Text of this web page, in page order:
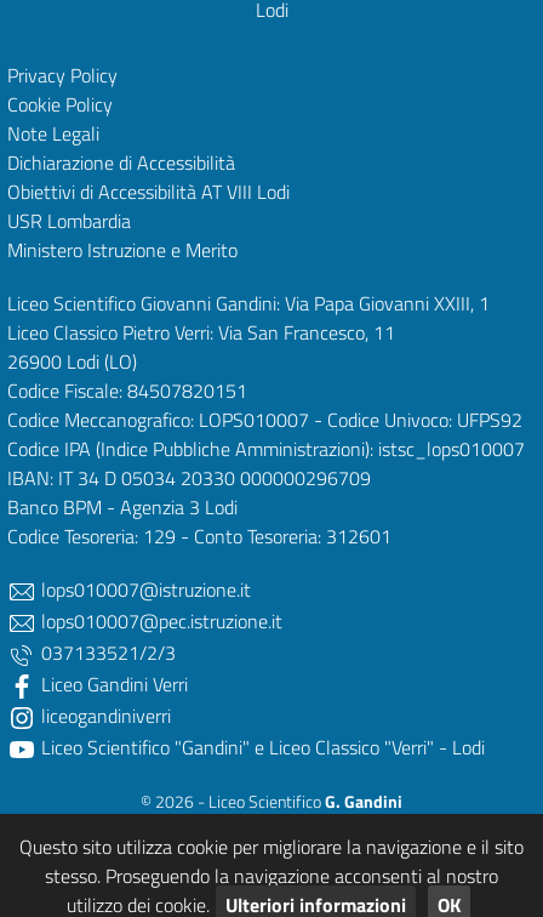
Lodi
Privacy Policy
Cookie Policy
Note Legali
Dichiarazione di Accessibilità
Obiettivi di AccessibilitàAT VIII Lodi
USR Lombardia
Ministero Istruzione e Merito
Liceo Scientifico Giovanni Gandini: Via Papa Giovanni XXIII, 1
Liceo Classico Pietro Verri: Via San Francesco, 11
26900 Lodi(LO)
Codice Fiscale: 84507820151
Codice Meccanografico: LOPS010007 - Codice Univoco: UFPS92
Codice IPA (Indice Pubbliche Amministrazioni): istsc_lops010007
IBAN: IT 34 D 05034 20330 000000296709
Banco BPM - Agenzia 3 Lodi
Codice Tesoreria: 129 - Conto Tesoreria: 312601
lops010007@istruzione.it
lops010007@pec.istruzione.it
037133521/2/3
Liceo Gandini Verri
liceogandiniverri
Liceo Scientifico "Gandini" e Liceo Classico "Verri" - Lodi
© 2026 - Liceo ScientificoG. Gandini
Powered & Designed by After Spell Studios - Mutlimedia Services (LO)
Questo sito utilizza cookie per migliorare la navigazione e il sito
stesso. Proseguendo la navigazione acconsenti al nostro
utilizzo dei cookie. Ulteriori informazioni OK